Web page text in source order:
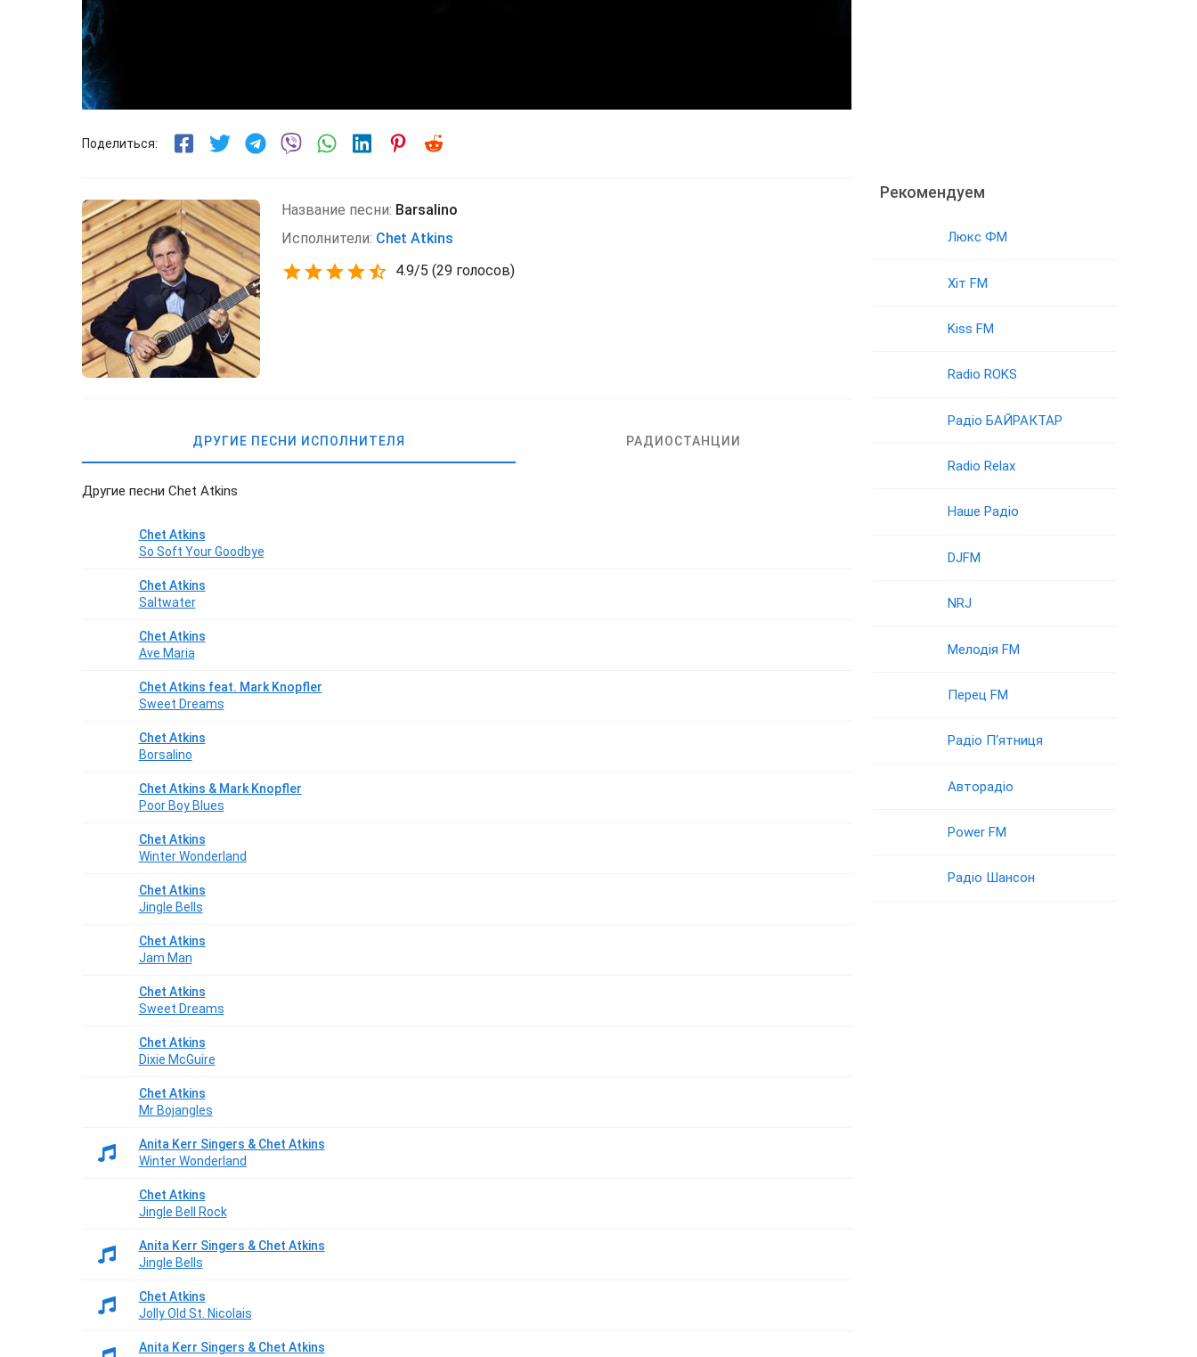
Поделиться:
Название песни: Barsalino
Исполнители: Chet Atkins
4.9/5 (29 голосов)
ДРУГИЕ ПЕСНИ ИСПОЛНИТЕЛЯ РАДИОСТАНЦИИ
Другие песни Chet Atkins
Chet Atkins
So Soft Your Goodbye
Chet Atkins
Saltwater
Chet Atkins
Ave Maria
Chet Atkins feat. Mark Knopfler
Sweet Dreams
Chet Atkins
Borsalino
Chet Atkins & Mark Knopfler
Poor Boy Blues
Chet Atkins
Winter Wonderland
Chet Atkins
Jingle Bells
Chet Atkins
Jam Man
Chet Atkins
Sweet Dreams
Chet Atkins
Dixie McGuire
Chet Atkins
Mr Bojangles
Anita Kerr Singers & Chet Atkins
Winter Wonderland
Chet Atkins
Jingle Bell Rock
Anita Kerr Singers & Chet Atkins
Jingle Bells
Chet Atkins
Jolly Old St. Nicolais
Anita Kerr Singers & Chet Atkins
Рекомендуем
Люкс ФМ
Хіт FM
Kiss FM
Radio ROKS
Радіо БАЙРАКТАР
Radio Relax
Наше Радіо
DJFM
NRJ
Мелодія FM
Перец FM
Радіо П‘ятниця
Авторадіо
Power FM
Радіо Шансон